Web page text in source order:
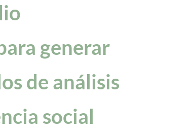
generar
de análisis
social